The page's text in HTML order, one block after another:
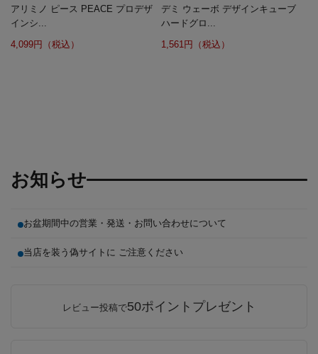
アリミノ ピース PEACE プロデザ
インシ...
4,099円（税込）
デミ ウェーボ デザインキューブ
ハードグロ...
1,561円（税込）
お知らせ
お盆期間中の営業・発送・お問い合わせについて
当店を装う偽サイトに ご注意ください
レビュー投稿で50ポイントプレゼント